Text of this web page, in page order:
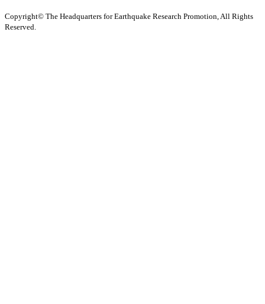
Copyright© The Headquarters for Earthquake Research Promotion, All Rights
Reserved.